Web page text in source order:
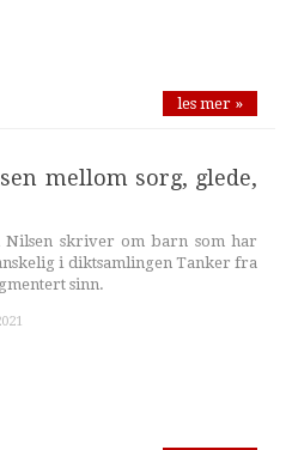
les mer »
mellom sorg, glede,
Nilsen skriver om barn som har
i diktsamlingen Tanker fra
sinn.